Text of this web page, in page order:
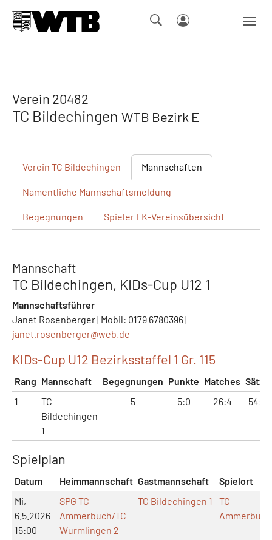
Verein 20482
TC Bildechingen WTB Bezirk E
Verein TC Bildechingen Mannschaften
Namentliche Mannschaftsmeldung
Begegnungen Spieler LK-Vereinsübersicht
Mannschaft
TC Bildechingen, KIDs-Cup U12 1
Mannschaftsführer
Janet Rosenberger | Mobil: 0179 6780396 |
janet.rosenberger@web.de
KIDs-Cup U12 Bezirksstaffel 1 Gr. 115
Rang Mannschaft Begegnungen Punkte Matches Sätze
1
TC
Bildechingen
1
5 5:0 26:4 54:9
Spielplan
Datum Heimmannschaft Gastmannschaft
Spielort
Mi,
6.5.2026
15:00
SPG TC
Ammerbuch/TC
Wurmlingen 2
TC Bildechingen 1
TC
Ammerbuch